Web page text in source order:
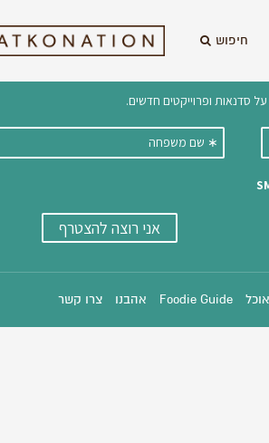
חיפוש
וקבלו ישירות למייל
Foodie Guide אהבנו צרו קשר